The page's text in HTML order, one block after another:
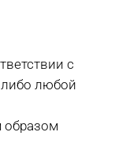
с
любой
образом